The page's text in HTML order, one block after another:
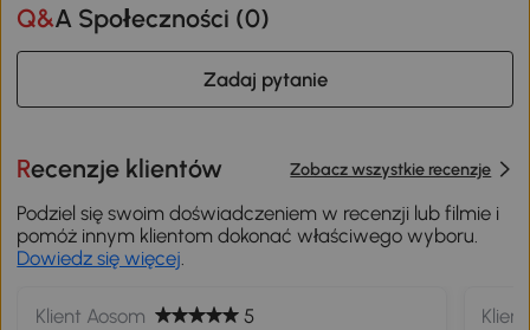
Q&A Społeczności (0)
Zadaj pytanie
Recenzje klientów Zobacz wszystkie recenzje
Podziel się swoim doświadczeniem w recenzji lub filmie i
pomóż innym klientom dokonać właściwego wyboru.
Dowiedz się więcej
Klient Aosom 5